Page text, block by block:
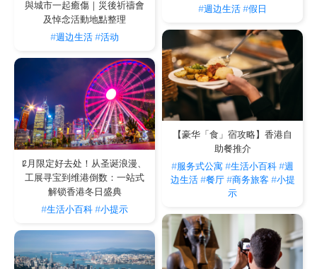
#週边生活#假日
與城市一起癒傷｜災後祈禱會
及悼念活動地點整理
#週边生活#活动
【豪华「食」宿攻略】香港自
助餐推介
#服务式公寓#生活小百科#週
边生活 #餐厅 #商务旅客 #小提
示
12月限定好去处！从圣诞浪漫、
工展寻宝到维港倒数：一站式
解锁香港冬日盛典
#生活小百科#小提示